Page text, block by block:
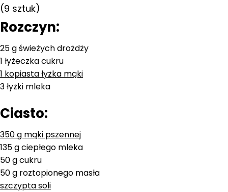
(9 sztuk)
Rozczyn:
25 g świeżych drożdży
1 łyżeczka cukru
1 kopiasta łyżka mąki
3 łyżki mleka
Ciasto:
350 g mąki pszennej
135 g ciepłego mleka
50 g cukru
50 g roztopionego masła
szczypta soli